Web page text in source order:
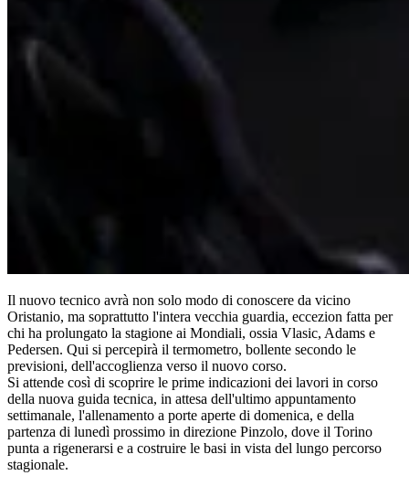
Il nuovo tecnico avrà non solo modo di conoscere da vicino
Oristanio, ma soprattutto l'intera vecchia guardia, eccezion fatta per
chi ha prolungato la stagione ai Mondiali, ossia Vlasic, Adams e
Pedersen. Qui si percepirà il termometro, bollente secondo le
previsioni, dell'accoglienza verso il nuovo corso.
Si attende così di scoprire le prime indicazioni dei lavori in corso
della nuova guida tecnica, in attesa dell'ultimo appuntamento
settimanale, l'allenamento a porte aperte di domenica, e della
partenza di lunedì prossimo in direzione Pinzolo, dove il Torino
punta a rigenerarsi e a costruire le basi in vista del lungo percorso
stagionale.